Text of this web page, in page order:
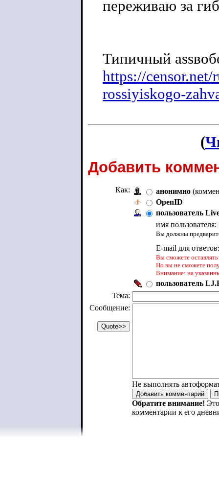
переживаю за
Типичный
https://
rossiyiskogo-
(
Добавить
Как: анонимно
OpenID
пользователь
имя пользователя:
Вы должны
E-mail для
Вы сможете
Но вы не сможете
Внимание: на
пользователь
Тема:
Сообщение:
Не выполнять
Обратите внимание!
комментарии к его